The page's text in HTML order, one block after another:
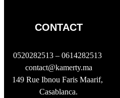
CONTACT
0520282513 – 0614282513
contact@kamerty.ma
149 Rue Ibnou Faris Maarif,
Casablanca.